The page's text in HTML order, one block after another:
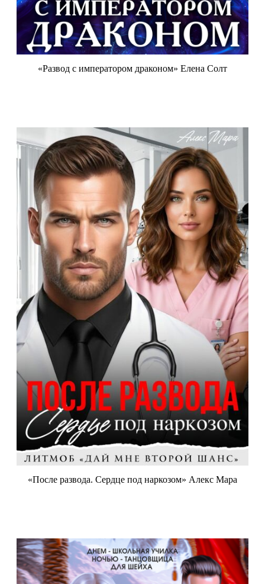
«Развод с императором драконом» Елена Солт
«После развода. Сердце под наркозом» Алекс Мара